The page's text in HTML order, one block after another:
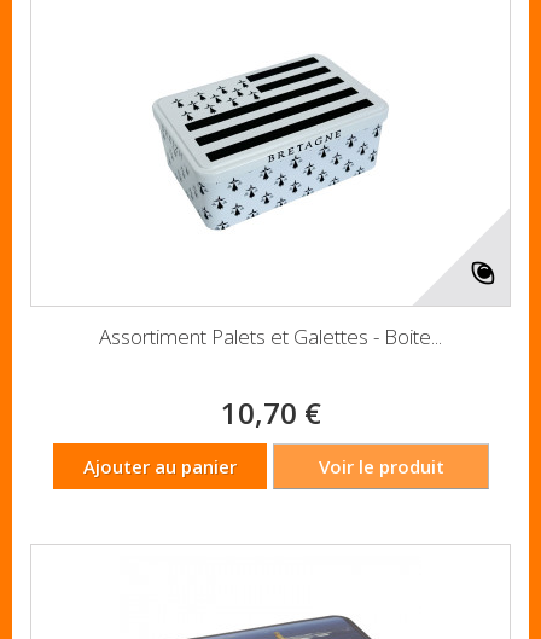
Assortiment Palets et Galettes - Boite...
10,70 €
Ajouter au panier Voir le produit